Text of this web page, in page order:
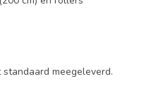
meegeleverd.